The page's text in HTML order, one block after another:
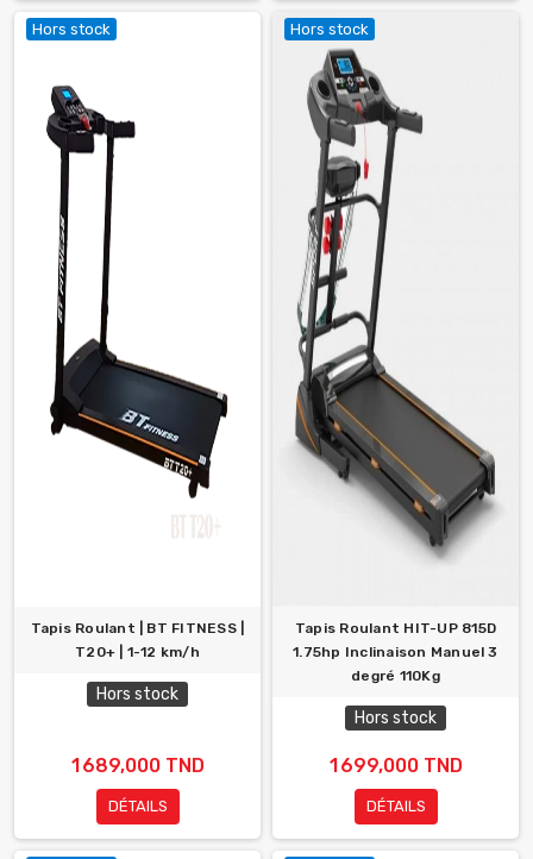
Hors stock
Tapis Roulant | BT FITNESS |
T20+ | 1-12 km/h
Hors stock
1 689,000 TND
DÉTAILS
Hors stock
Tapis Roulant HIT-UP 815D
1.75hp Inclinaison Manuel 3
degré 110Kg
Hors stock
1 699,000 TND
DÉTAILS